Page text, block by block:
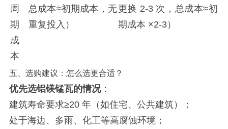
周
期
成
本
总成本≈初期成本，无
重复投入）
更换 2-3 次，总成本≈初
期成本 ×2-3）
五、选购建议：怎么选更合适？
优先选铝镁锰瓦的情况：
建筑寿命要求≥20 年（如住宅、公共建筑）；
处于海边、多雨、化工等高腐蚀环境；